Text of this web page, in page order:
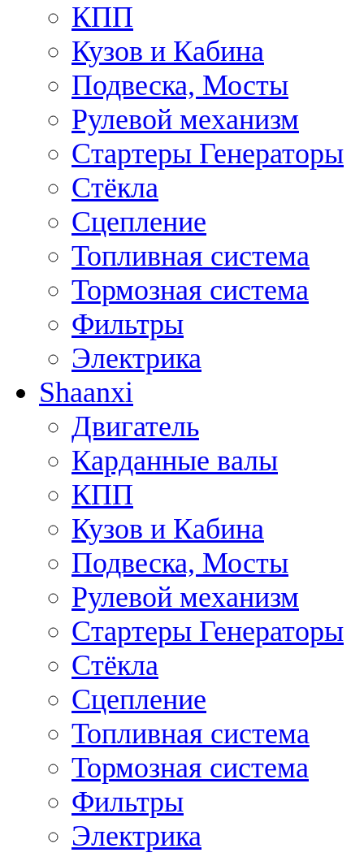
КПП
Кузов и Кабина
Подвеска, Мосты
Рулевой механизм
Стартеры Генераторы
Стёкла
Сцепление
Топливная система
Тормозная система
Фильтры
Электрика
Shaanxi
Двигатель
Карданные валы
КПП
Кузов и Кабина
Подвеска, Мосты
Рулевой механизм
Стартеры Генераторы
Стёкла
Сцепление
Топливная система
Тормозная система
Фильтры
Электрика